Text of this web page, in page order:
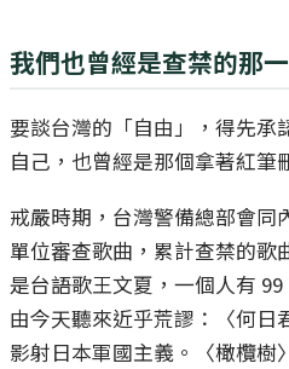
我們也曾經是查禁的那
要談台灣的「自由」，得先承
自己，也曾經是那個拿著紅筆
戒嚴時期，台灣警備總部會同
單位審查歌曲，累計查禁的歌
是台語歌王文夏，一個人有
由今天聽來近乎荒謬：〈何日
影射日本軍國主義。〈橄欖樹